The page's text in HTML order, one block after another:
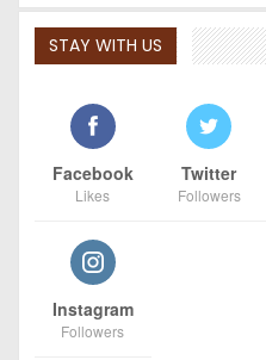
STAY WITH US
Facebook
Likes
Twitter
Followers
Instagram
Followers